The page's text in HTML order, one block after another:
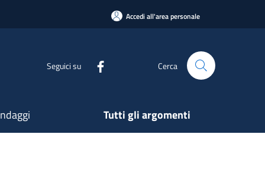
Accedi all'area personale
Seguici su Cerca
Tutti gli argomenti